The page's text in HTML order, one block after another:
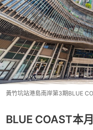
黃竹坑站港島南岸第3期BLUE
BLUE COAST